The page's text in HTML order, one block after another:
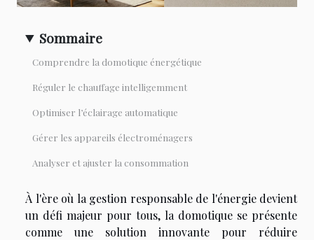
Sommaire
Comprendre la domotique énergétique
Réguler le chauffage intelligemment
Optimiser l’éclairage automatique
Gérer les appareils électroménagers
Analyser et ajuster la consommation
À l'ère où la gestion responsable de l'énergie devient
un défi majeur pour tous, la domotique se présente
comme une solution innovante pour réduire